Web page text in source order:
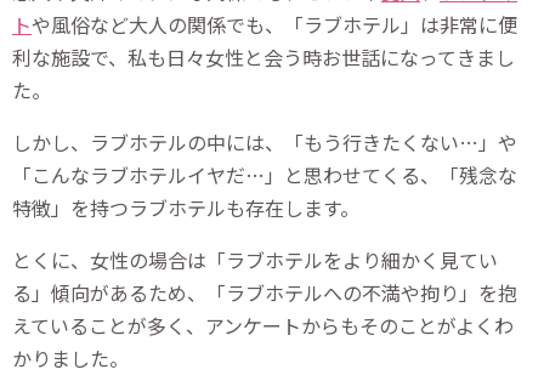
トや風俗など大人の関係でも、「ラブホテル」は非常に便
利な施設で、私も日々女性と会う時お世話になってきまし
た。
しかし、ラブホテルの中には、「もう行きたくない…」や
「こんなラブホテルイヤだ…」と思わせてくる、「残念な
特徴」を持つラブホテルも存在します。
とくに、女性の場合は「ラブホテルをより細かく見てい
る」傾向があるため、「ラブホテルへの不満や拘り」を抱
えていることが多く、アンケートからもそのことがよくわ
かりました。